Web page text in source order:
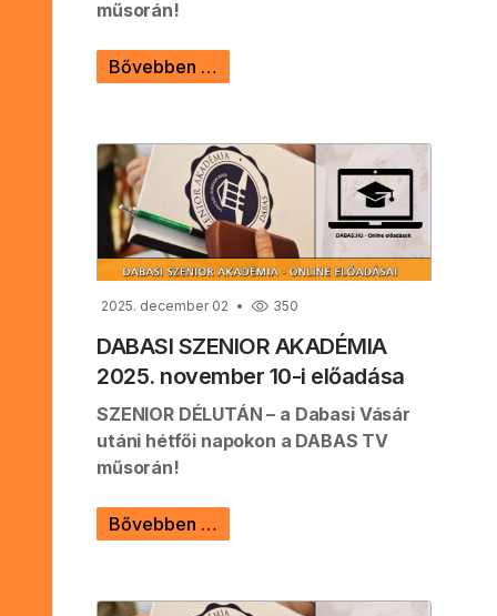
műsorán!
Bővebben …
2025. december 02 350
DABASI SZENIOR AKADÉMIA
2025. november 10-i előadása
SZENIOR DÉLUTÁN – a Dabasi Vásár
utáni hétfői napokon a DABAS TV
műsorán!
Bővebben …